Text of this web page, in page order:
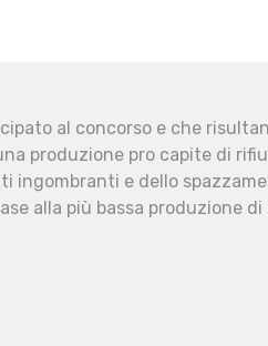
al concorso e che
produzione pro capite di
ingombranti e dello
alla più bassa produzione